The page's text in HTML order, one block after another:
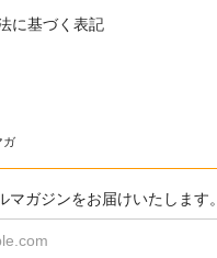
に基づく表記
ガ
マガジンをお届けいたします。